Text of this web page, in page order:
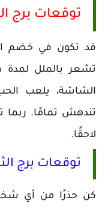
توقعات برج
قد تكون في خضم
تشعر بالملل لمدة
الشاشة، يلعب
تندهش تمامًا. ربما
لاحقًا.
توقعات برج
كن حذرًا من أي